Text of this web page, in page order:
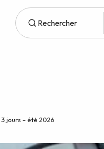
jours – été 2026